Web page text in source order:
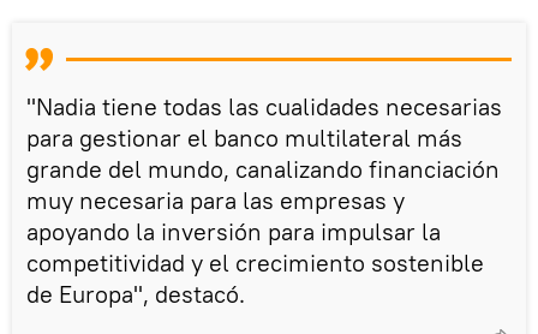
"Nadia tiene todas las cualidades necesarias
para gestionar el banco multilateral más
grande del mundo, canalizando financiación
muy necesaria para las empresas y
apoyando la inversión para impulsar la
competitividad y el crecimiento sostenible
de Europa", destacó.